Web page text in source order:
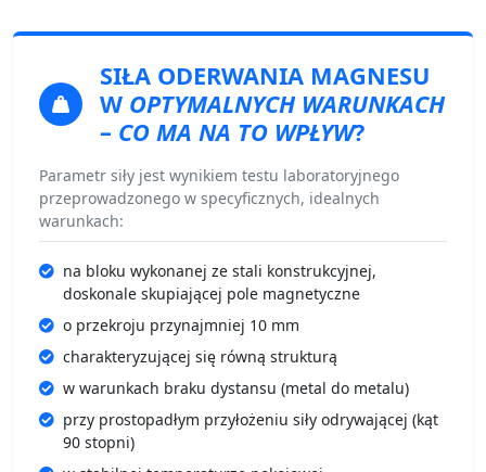
SIŁA ODERWANIA MAGNESU
W OPTYMALNYCH WARUNKACH
– CO MA NA TO WPŁYW?
Parametr siły jest wynikiem testu laboratoryjnego
przeprowadzonego w specyficznych, idealnych
warunkach:
na bloku wykonanej ze stali konstrukcyjnej,
doskonale skupiającej pole magnetyczne
o przekroju przynajmniej 10 mm
charakteryzującej się równą strukturą
w warunkach braku dystansu (metal do metalu)
przy prostopadłym przyłożeniu siły odrywającej (kąt
90 stopni)